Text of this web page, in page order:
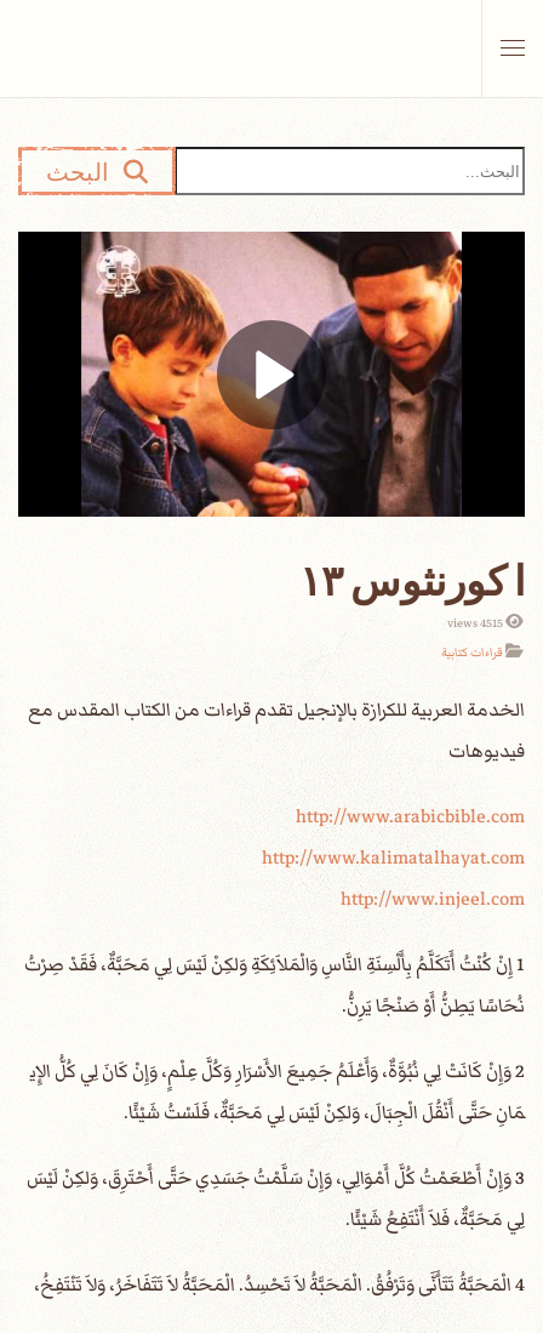
البحث
ا كورنثوس ١٣
4515 views
قراءات كتابية
الخدمة العربية للكرازة بالإنجيل تقدم قراءات من الكتاب المقدس مع
فيديوهات
http://www.arabicbible.com
http://www.kalimatalhayat.com
http://www.injeel.com
1 إِنْ كُنْتُ أَتَكَلَّمُ بِأَلْسِنَةِ النَّاسِ وَالْمَلاَئِكَةِ وَلكِنْ لَيْسَ لِي مَحَبَّةٌ، فَقَدْ صِرْتُ
نُحَاسًا يَطِنُّ أَوْ صَنْجًا يَرِنُّ.
2 وَإِنْ كَانَتْ لِي نُبُوَّةٌ، وَأَعْلَمُ جَمِيعَ الأَسْرَارِ وَكُلَّ عِلْمٍ، وَإِنْ كَانَ لِي كُلُّ الإِي
مَانِ حَتَّى أَنْقُلَ الْجِبَالَ، وَلكِنْ لَيْسَ لِي مَحَبَّةٌ، فَلَسْتُ شَيْئًا.
3 وَإِنْ أَطْعَمْتُ كُلَّ أَمْوَالِي، وَإِنْ سَلَّمْتُ جَسَدِي حَتَّى أَحْتَرِقَ، وَلكِنْ لَيْسَ
لِي مَحَبَّةٌ، فَلاَ أَنْتَفِعُ شَيْئًا.
4 الْمَحَبَّةُ تَتَأَنَّى وَتَرْفُقُ. الْمَحَبَّةُ لاَ تَحْسِدُ. الْمَحَبَّةُ لاَ تَتَفَاخَرُ، وَلاَ تَنْتَفِخُ،